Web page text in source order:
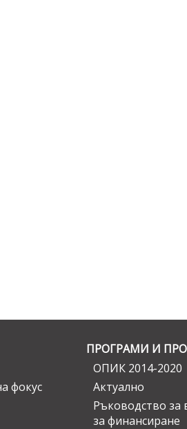
фокус
ПРОГРАМИ И
ОПИК 2014-2020
Актуално
Ръководство за
за финансиране